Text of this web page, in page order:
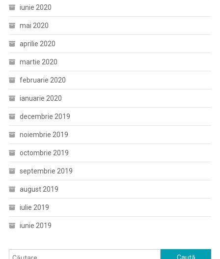
iunie 2020
mai 2020
aprilie 2020
martie 2020
februarie 2020
ianuarie 2020
decembrie 2019
noiembrie 2019
octombrie 2019
septembrie 2019
august 2019
iulie 2019
iunie 2019
Caută